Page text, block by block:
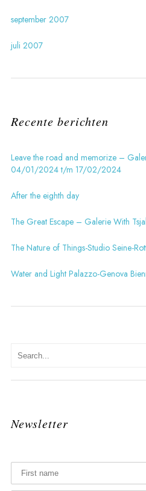
september 2007
juli 2007
Recente berichten
Leave the road and memorize –
04/01/2024 t/m 17/02/2024
After the eighth day
The Great Escape – Galerie With
The Nature of Things-Studio Seine-
Water and Light Palazzo-Genova
Newsletter